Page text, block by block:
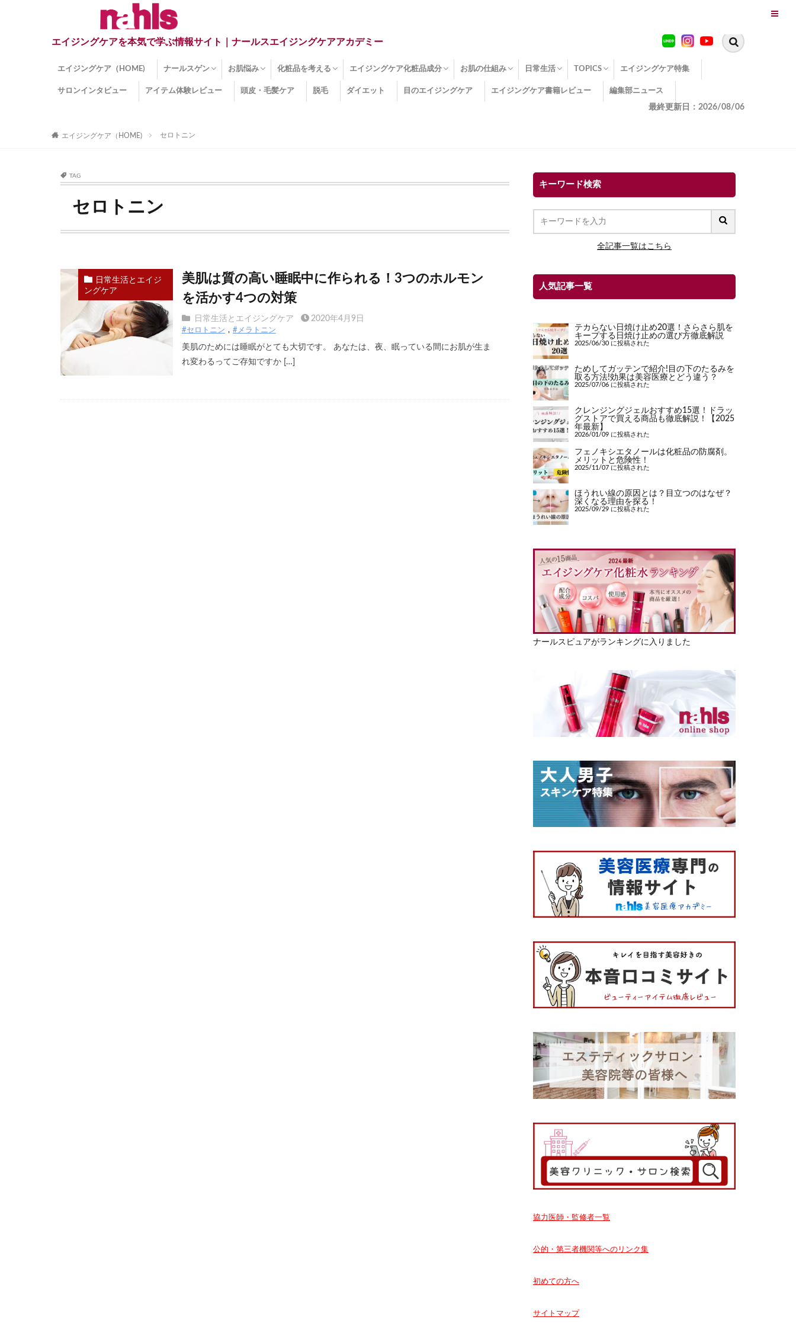
エイジングケアを本気で学ぶ情報サイト｜ナールスエイジングケアアカデミー
エイジングケア（HOME) ナールスゲン
ナールスゲンとは？
ナールスゲン関連成分
お肌悩み
インナードライ肌
くすみ
目の下のクマ
しみ
しわ
顔・頭皮のたるみ
ほうれい線
毛穴
手荒れ
乾燥肌
敏感肌
紫外線ダメージ
薄毛
その他のお肌悩み
化粧品を考える
エイジングケア化粧品
化粧水
美容液
保湿クリーム
酵素洗顔
ハンドクリーム
フェイスマスク
ほうれい線化粧品
コラーゲン化粧品
メイク化粧品
洗顔・クレンジング
オールインワン化粧品
その他の化粧品
エイジングケア化粧品成分
エイジングケア化粧品(成分)
セラミド
ネオダーミル
プロテオグリカン
ビタミンC誘導体
コラーゲン
その他の化粧品成分
お肌の仕組み
エイジング
ターンオーバー
皮下組織
表皮
真皮
表皮常在菌
女性ホルモン
その他
日常生活
糖化
便秘
TOPICS
エイジングケア TOPICS
コラーゲンサプリの効果
エイジングケアクイズ
季節別のエイジングケア
幸福とエイジングケア
温活でアンチエイジング
イオン導入
エイジングケア3つのポイント
エイジングケアセミナー
エイジングケアトピックス
動画でみるエイジングケア
エイジングケア特集
サロンインタビュー アイテム体験レビュー 頭皮・毛髪ケア 脱毛 ダイエット 目のエイジングケア エイジングケア書籍レビュー 編集部ニュース
最終更新日：2026/08/06
エイジングケア（HOME) セロトニン
TAG
セロトニン
日常生活とエイジ
ングケア
美肌は質の高い睡眠中に作られる！3つのホルモン
を活かす4つの対策
日常生活とエイジングケア 2020年4月9日
#セロトニン #メラトニン
美肌のためには睡眠がとても大切です。 あなたは、夜、眠っている間にお肌が生ま
れ変わるってご存知ですか […]
キーワード検索
全記事一覧はこちら
人気記事一覧
テカらない日焼け止め20選！さらさら肌を
キープする日焼け止めの選び方徹底解説
2025/06/30 に投稿された
ためしてガッテンで紹介!目の下のたるみを
取る方法!効果は美容医療とどう違う？
2025/07/06 に投稿された
クレンジングジェルおすすめ15選！ドラッ
グストアで買える商品も徹底解説！【2025
年最新】
2026/01/09 に投稿された
フェノキシエタノールは化粧品の防腐剤。
メリットと危険性！
2025/11/07 に投稿された
ほうれい線の原因とは？目立つのはなぜ？
深くなる理由を探る！
2025/09/29 に投稿された
ナールスピュアがランキングに入りました
協力医師・監修者一覧
公的・第三者機関等へのリンク集
初めての方へ
サイトマップ